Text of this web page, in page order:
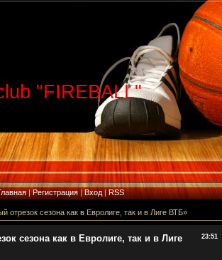
"FIREBALL"
|Регистрация|Вход|RSS
отрезок сезона как в Евролиге, так и в Лиге ВТБ»
23:51
сезона как в Евролиге, так и в Лиге